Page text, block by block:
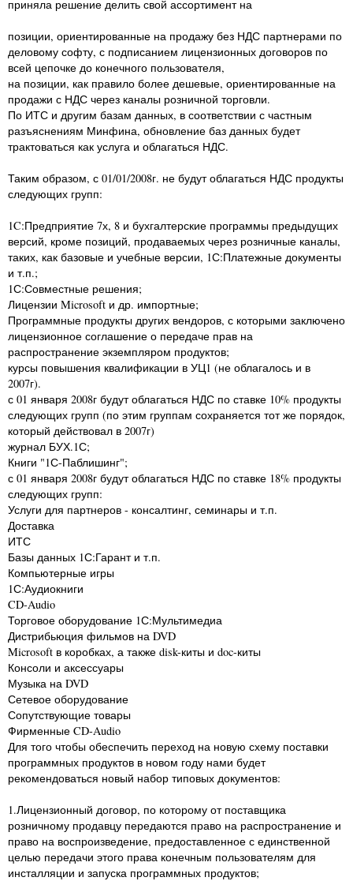
приняла решение делить свой ассортимент на
позиции, ориентированные на продажу без НДС партнерами по
деловому софту, с подписанием лицензионных договоров по
всей цепочке до конечного пользователя,
на позиции, как правило более дешевые, ориентированные на
продажи с НДС через каналы розничной торговли.
По ИТС и другим базам данных, в соответствии с частным
разъяснениям Минфина, обновление баз данных будет
трактоваться как услуга и облагаться НДС.
Таким образом, с 01/01/2008г. не будут облагаться НДС продукты
следующих групп:
1C:Предприятие 7х, 8 и бухгалтерские программы предыдущих
версий, кроме позиций, продаваемых через розничные каналы,
таких, как базовые и учебные версии, 1С:Платежные документы
и т.п.;
1С:Совместные решения;
Лицензии Microsoft и др. импортные;
Программные продукты других вендоров, с которыми заключено
лицензионное соглашение о передаче прав на
распространение экземпляром продуктов;
курсы повышения квалификации в УЦ1 (не облагалось и в
2007г).
с 01 января 2008г будут облагаться НДС по ставке 10% продукты
следующих групп (по этим группам сохраняется тот же порядок,
который действовал в 2007г)
журнал БУХ.1С;
Книги "1С-Паблишинг";
с 01 января 2008г будут облагаться НДС по ставке 18% продукты
следующих групп:
Услуги для партнеров - консалтинг, семинары и т.п.
Доставка
ИТС
Базы данных 1С:Гарант и т.п.
Компьютерные игры
1С:Аудиокниги
CD-Audio
Торговое оборудование 1С:Мультимедиа
Дистрибьюция фильмов на DVD
Microsoft в коробках, а также disk-киты и doc-киты
Консоли и аксессуары
Музыка на DVD
Сетевое оборудование
Сопутствующие товары
Фирменные CD-Audio
Для того чтобы обеспечить переход на новую схему поставки
программных продуктов в новом году нами будет
рекомендоваться новый набор типовых документов:
1.Лицензионный договор, по которому от поставщика
розничному продавцу передаются право на распространение и
право на воспроизведение, предоставленное с единственной
целью передачи этого права конечным пользователям для
инсталляции и запуска программных продуктов;